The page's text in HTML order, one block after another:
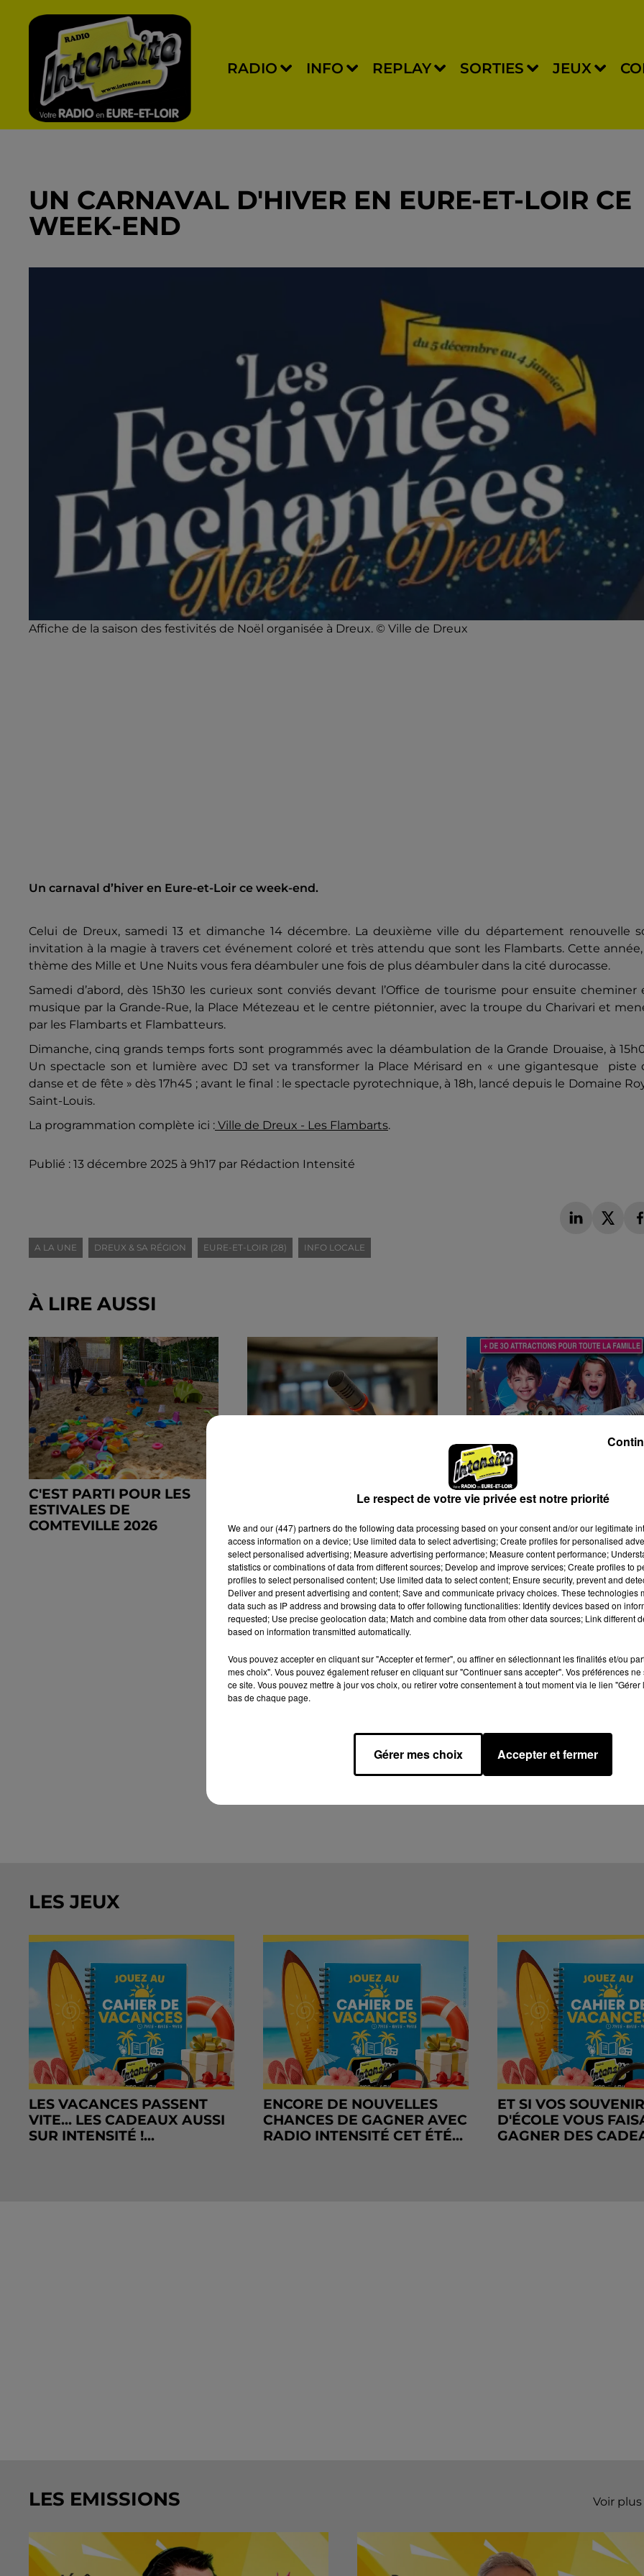
RADIO INFO REPLAY SORTIES JEUX
UN CARNAVAL D'HIVER EN EURE-ET-LOIR CE
WEEK-END
Affiche de la saison des festivités de Noël organisée à Dreux. © Ville de Dreux
Un carnaval d’hiver en Eure-et-Loir ce week-end.
Celui de Dreux, samedi 13 et dimanche 14 décembre. La deuxième ville du département renouvelle
invitation à la magie à travers cet événement coloré et très attendu que sont les Flambarts. Cette année,
thème des Mille et Une Nuits vous fera déambuler une fois de plus déambuler dans la cité durocasse.
Samedi d’abord, dès 15h30 les curieux sont conviés devant l’Office de tourisme pour ensuite cheminer
musique par la Grande-Rue, la Place Métezeau et le centre piétonnier, avec la troupe du Charivari et
par les Flambarts et Flambatteurs.
Dimanche, cinq grands temps forts sont programmés avec la déambulation de la Grande Drouaise, à
Un spectacle son et lumière avec DJ set va transformer la Place Mérisard en « une gigantesque piste
danse et de fête » dès 17h45 ; avant le final : le spectacle pyrotechnique, à 18h, lancé depuis le Domaine
Saint-Louis.
La programmation complète ici : Ville de Dreux - Les Flambarts.
Publié : 13 décembre 2025 à 9h17 par Rédaction Intensité
A LA UNE DREUX & SA RÉGION EURE-ET-LOIR (28) INFO LOCALE
À LIRE AUSSI
C'EST PARTI POUR LES
ESTIVALES DE
COMTEVILLE 2026
INTERCOMMUNALITÉS :
UNE NOUVELLE ÉTAPE
APRÈS LES MUNICIPALES
EN...
LE PARC FUN LOISIRS
REVIENT À DREUX
PENDANT QUATRE
LES JEUX
LES VACANCES PASSENT
VITE... LES CADEAUX AUSSI
SUR INTENSITÉ !...
ENCORE DE NOUVELLES
CHANCES DE GAGNER AVEC
RADIO INTENSITÉ CET ÉTÉ...
ET SI VOS
D'ÉCOLE VOUS
GAGNER DES
LES EMISSIONS Voir plus
Le respect de votre vie privée est notre priorité
We and our (447) partnersdo the following data processing based on your consent and/or our legitimate
access information on a device; Use limited data to select advertising; Create profiles for personalised
select personalised advertising; Measure advertising performance; Measure content performance;
statistics or combinations of data from different sources; Develop and improve services; Create profiles to
profiles to select personalised content; Use limited data to select content; Ensure security, prevent and
Deliver and present advertising and content; Save and communicate privacy choices. These technologies
data such as IP address and browsing data to offer following functionalities: Identify devices based on
requested; Use precise geolocation data; Match and combine data from other data sources; Link different
based on information transmitted automatically.
Vous pouvez accepter en cliquant sur "Accepter et fermer", ou affiner en sélectionnant les finalités et/ou
mes choix". Vous pouvez également refuser en cliquant sur "Continuer sans accepter". Vos préférences
ce site. Vous pouvez mettre à jour vos choix, ou retirer votre consentement à tout moment via le lien
bas de chaque page.
Gérer mes choix Accepter et fermer